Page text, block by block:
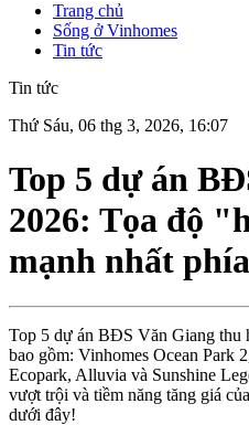
Trang chủ
Sống ở Vinhomes
Tin tức
Tin tức
Thứ Sáu, 06 thg 3, 2026, 16:07
Top 5 dự án
2026: Tọa độ
mạnh nhất
Top 5 dự án BĐS Văn Giang thu
bao gồm: Vinhomes Ocean Park
Ecopark, Alluvia và Sunshine
vượt trội và tiềm năng tăng giá
dưới đây!